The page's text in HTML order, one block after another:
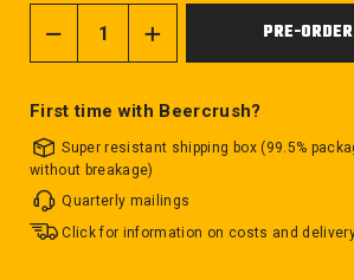
PRE-
First time with Beercrush?
Super resistant shipping box (99.5%
without breakage)
Quarterly mailings
Click for information on costs and